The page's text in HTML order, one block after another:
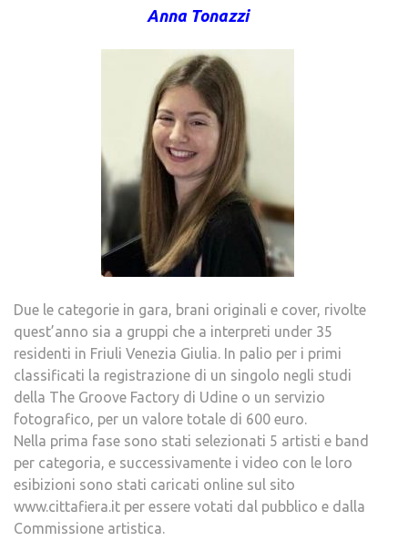
Anna Tonazzi
Due le categorie in gara, brani originali e cover, rivolte
quest’anno sia a gruppi che a interpreti under 35
residenti in Friuli Venezia Giulia. In palio per i primi
classificati la registrazione di un singolo negli studi
della The Groove Factory di Udine o un servizio
fotografico, per un valore totale di 600 euro.
Nella prima fase sono stati selezionati 5 artisti e band
per categoria, e successivamente i video con le loro
esibizioni sono stati caricati online sul sito
www.cittafiera.it per essere votati dal pubblico e dalla
Commissione artistica.